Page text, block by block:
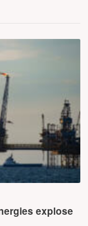
explose